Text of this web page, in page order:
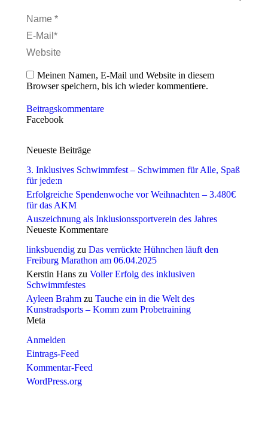
Name *
E-Mail *
Website
Meinen Namen, E-Mail und Website in diesem
Browser speichern, bis ich wieder kommentiere.
Beitragskommentare
Facebook
Neueste Beiträge
3. Inklusives Schwimmfest – Schwimmen für Alle, Spaß
für jede:n
Erfolgreiche Spendenwoche vor Weihnachten – 3.480€
für das AKM
Auszeichnung als Inklusionssportverein des Jahres
Neueste Kommentare
linksbuendig zu Das verrückte Hühnchen läuft den
Freiburg Marathon am 06.04.2025
Kerstin Hans zu Voller Erfolg des inklusiven
Schwimmfestes
Ayleen Brahm zu Tauche ein in die Welt des
Kunstradsports – Komm zum Probetraining
Meta
Anmelden
Eintrags-Feed
Kommentar-Feed
WordPress.org